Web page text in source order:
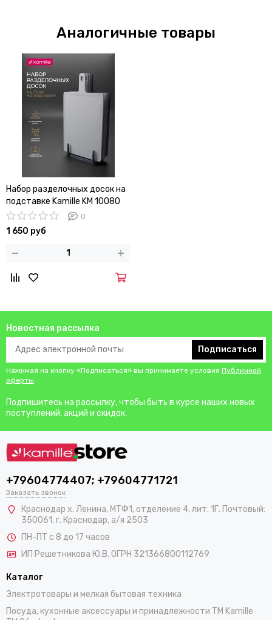
Аналогичные товары
Набор разделочных досок на
подставке Kamille KM 10080
0
1 650 руб
Новостная рассылка
Подписаться
Нажимая на кнопку «Подписаться» вы принимаете условия Публичной
оферты.
Подпишитесь на рассылку, чтобы быть в курсе наших новых
поступлений, акций и скидок.
+79604774407; +79604771721
Заказать звонок
Краснодар х. Ленина, МТФ1, отделение 4, лит. 1Г. Почтовый:
350061, г. Краснодар, а/я 2503
ПН-ПТ с 8 до 17 часов
ИП Решетникова Ю.В. ОГРН 321366800112769
Каталог
Электротовары и мелкая бытовая техника
Посуда, кухонные аксессуары и принадлежности TM Kamille